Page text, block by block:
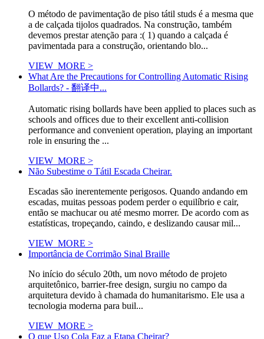
O método de pavimentação de piso tátil studs é a mesma que
a de calçada tijolos quadrados. Na construção, também
devemos prestar atenção para :( 1) quando a calçada é
pavimentada para a construção, orientando blo...
VIEW_MORE >
What Are the Precautions for Controlling Automatic Rising
Bollards? - 翻译中...
Automatic rising bollards have been applied to places such as
schools and offices due to their excellent anti-collision
performance and convenient operation, playing an important
role in ensuring the ...
VIEW_MORE >
Não Subestime o Tátil Escada Cheirar.
Escadas são inerentemente perigosos. Quando andando em
escadas, muitas pessoas podem perder o equilíbrio e cair,
então se machucar ou até mesmo morrer. De acordo com as
estatísticas, tropeçando, caindo, e deslizando causar mil...
VIEW_MORE >
Importância de Corrimão Sinal Braille
No início do século 20th, um novo método de projeto
arquitetônico, barrier-free design, surgiu no campo da
arquitetura devido à chamada do humanitarismo. Ele usa a
tecnologia moderna para buil...
VIEW_MORE >
O que Uso Cola Faz a Etapa Cheirar?